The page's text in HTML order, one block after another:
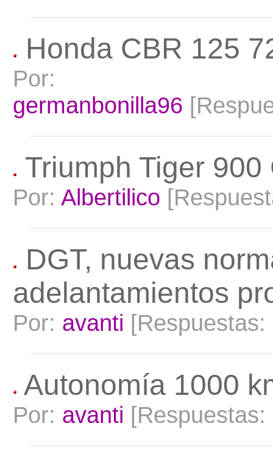
Honda CBR 125
Por:
germanbonilla96
Triumph Tiger
Por: Albertilico
DGT, nuevas
adelantamientos
Por: avanti [Respuestas:
Autonomía 1000
Por: avanti [Respuestas: